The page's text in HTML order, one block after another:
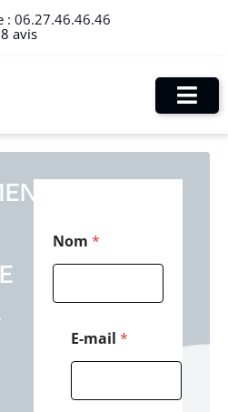
: 06.27.46.46.46
avis
Nom *
s
a
E-mail *